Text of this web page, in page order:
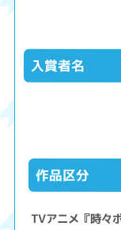
入賞者名
作品区分
TVアニメ『時々